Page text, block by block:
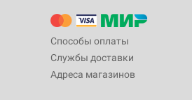
Способы оплаты
Службы доставки
Адреса магазинов